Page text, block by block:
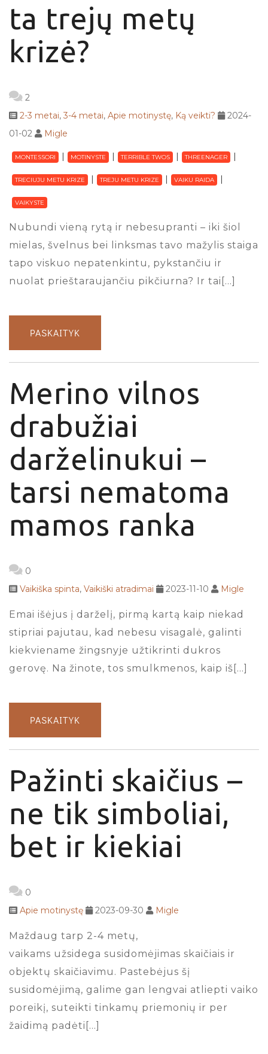
ta trejų metų
krizė?
2
2-3 metai, 3-4 metai, Apie motinystę, Ką veikti?
2024-
01-02
Migle
MONTESSORI MOTINYSTE TERRIBLE TWOS THREENAGER
TRECIUJU METU KRIZE TREJU METU KRIZE VAIKU RAIDA
VAIKYSTE
Nubundi vieną rytą ir nebesupranti – iki šiol
mielas, švelnus bei linksmas tavo mažylis staiga
tapo viskuo nepatenkintu, pykstančiu ir
nuolat prieštaraujančiu pikčiurna? Ir tai[…]
PASKAITYK
Merino vilnos
drabužiai
darželinukui –
tarsi nematoma
mamos ranka
0
Vaikiška spinta, Vaikiški atradimai 2023-11-10 Migle
Emai išėjus į darželį, pirmą kartą kaip niekad
stipriai pajutau, kad nebesu visagalė, galinti
kiekviename žingsnyje užtikrinti dukros
gerovę. Na žinote, tos smulkmenos, kaip iš[…]
PASKAITYK
Pažinti skaičius –
ne tik simboliai,
bet ir kiekiai
0
Apie motinystę
2023-09-30 Migle
Maždaug tarp 2-4 metų,
vaikams užsidega susidomėjimas skaičiais ir
objektų skaičiavimu. Pastebėjus šį
susidomėjimą, galime gan lengvai atliepti vaiko
poreikį, suteikti tinkamų priemonių ir per
žaidimą padėti[…]